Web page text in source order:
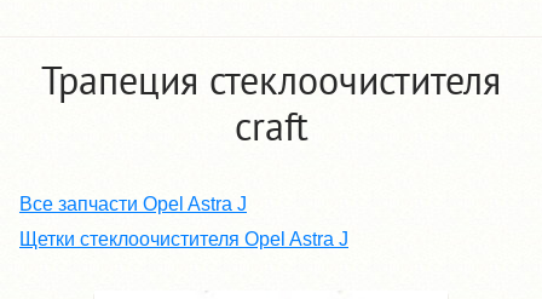
Трапеция стеклоочистителя
craft
Все запчасти Opel Astra J
Щетки стеклоочистителя Opel Astra J